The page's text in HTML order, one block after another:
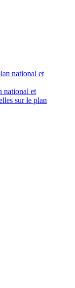
national et
sur le plan
N°0134/